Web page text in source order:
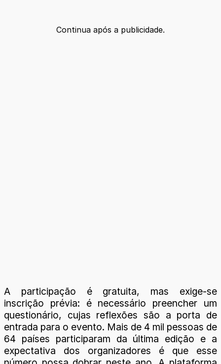
Continua após a publicidade.
A participação é gratuita, mas exige-se
inscrição prévia: é necessário preencher um
questionário, cujas reflexões são a porta de
entrada para o evento. Mais de 4 mil pessoas de
64 países participaram da última edição e a
expectativa dos organizadores é que esse